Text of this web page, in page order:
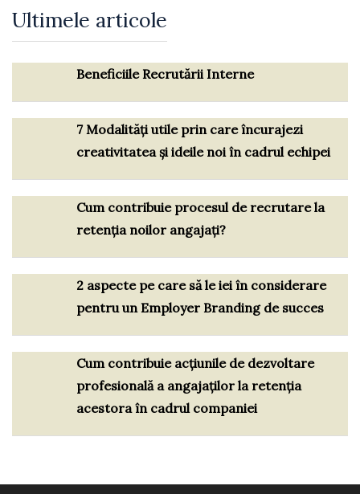
Ultimele articole
Beneficiile Recrutării Interne
7 Modalități utile prin care încurajezi
creativitatea și ideile noi în cadrul echipei
Cum contribuie procesul de recrutare la
retenția noilor angajați?
2 aspecte pe care să le iei în considerare
pentru un Employer Branding de succes
Cum contribuie acțiunile de dezvoltare
profesională a angajaților la retenția
acestora în cadrul companiei